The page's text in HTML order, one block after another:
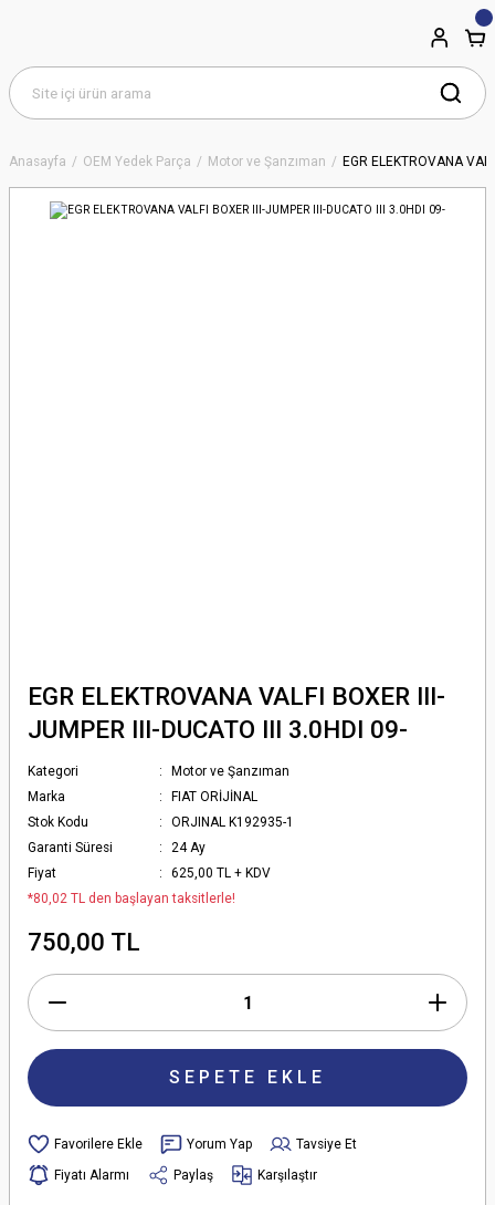
Anasayfa OEM Yedek Parça Motor ve Şanzıman EGR ELEKTROVANA
EGR ELEKTROVANA VALFI BOXER III-
JUMPER III-DUCATO III 3.0HDI 09-
Kategori
Motor ve Şanzıman
Marka
FIAT ORİJİNAL
Stok Kodu
ORJINAL K192935-1
Garanti Süresi
24 Ay
Fiyat
625,00 TL + KDV
*80,02 TL den başlayan taksitlerle!
750,00 TL
SEPETE EKLE
Yorum Yap
Tavsiye Et
Fiyatı Alarmı
Paylaş Karşılaştır